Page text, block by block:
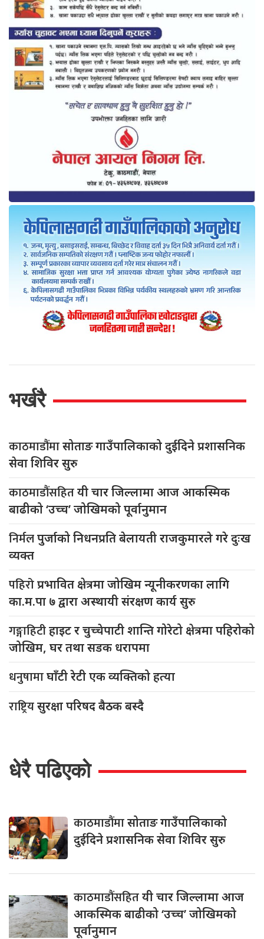
भर्खरै
काठमाडौंमासोताङ गाउँपालिकाको दुईदिने प्रशासनिक
सेवा शिविर सुरु
काठमाडौंसहितयी चार जिल्लामा आज आकस्मिक
बाढीको ‘उच्च’ जोखिमको पूर्वानुमान
निर्मलपुर्जाको निधनप्रति बेलायती राजकुमारले गरे दुःख
व्यक्त
पहिरोप्रभावित क्षेत्रमा जोखिम न्यूनीकरणका लागि
का.म.पा ७ द्वारा अस्थायी संरक्षण कार्य सुरु
गङ्गाहिटीहाइट र चुच्चेपाटी शान्ति गोरेटो क्षेत्रमा पहिरोको
जोखिम, घर तथा सडक धरापमा
धनुषामाघाँटी रेटी एक व्यक्तिको हत्या
राष्ट्रियसुरक्षा परिषद बैठक बस्दै
धेरै पढिएको
काठमाडौंमासोताङ गाउँपालिकाको
दुईदिने प्रशासनिक सेवा शिविर सुरु
काठमाडौंसहितयी चार जिल्लामा आज
आकस्मिक बाढीको ‘उच्च’ जोखिमको
पूर्वानुमान